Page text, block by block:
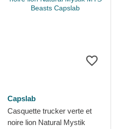
Capslab
Casquette trucker verte et
noire lion Natural Mystik